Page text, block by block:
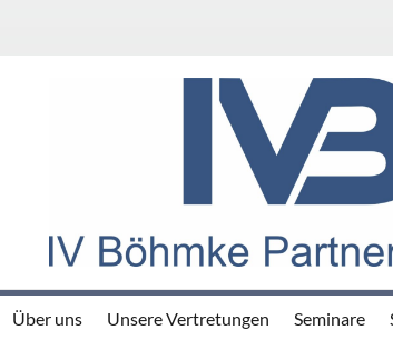
IV BÖHMKE PARTNERS GMBH
Über uns Unsere Vertretungen Seminare